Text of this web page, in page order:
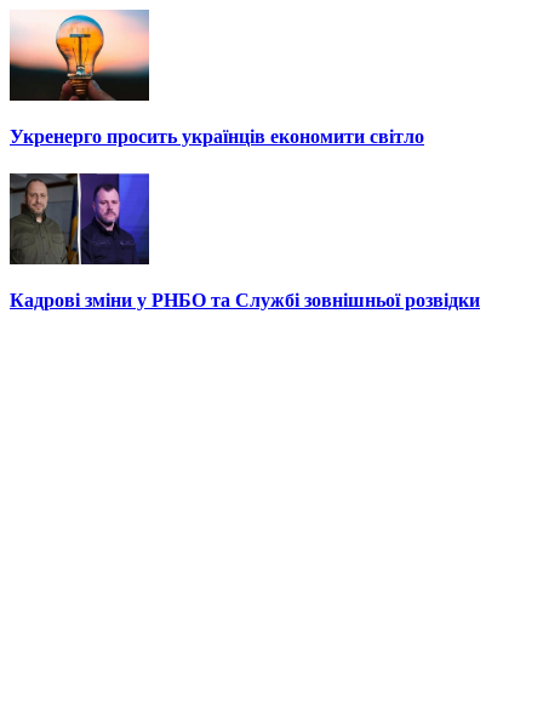
Укренерго просить українців економити світло
Кадрові зміни у РНБО та Службі зовнішньої розвідки